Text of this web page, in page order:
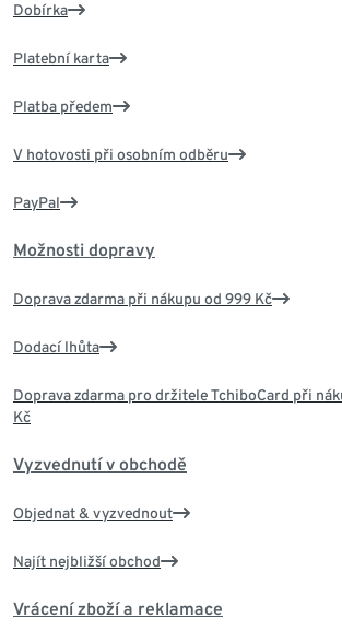
Dobírka
Platební karta
Platba předem
V hotovosti při osobním odběru
PayPal
Možnosti dopravy
Doprava zdarma při nákupu od 999 Kč
Dodací lhůta
Doprava zdarma pro držitele TchiboCard při
Kč
Vyzvednutí v obchodě
Objednat & vyzvednout
Najít nejbližší obchod
Vrácení zboží a reklamace